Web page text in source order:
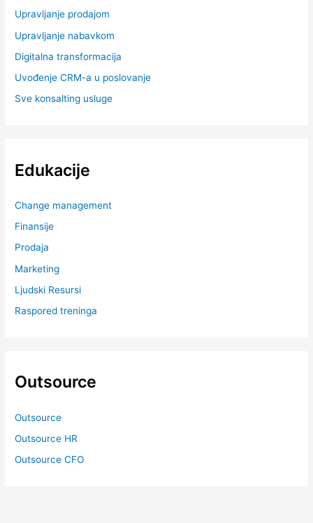
Upravljanje prodajom
Upravljanje nabavkom
Digitalna transformacija
Uvođenje CRM-a u poslovanje
Sve konsalting usluge
Edukacije
Change management
Finansije
Prodaja
Marketing
Ljudski Resursi
Raspored treninga
Outsource
Outsource
Outsource HR
Outsource CFO